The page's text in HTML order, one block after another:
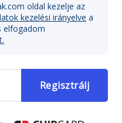
oldal kezelje az
kezelési irányelve a
elfogadom
Regisztrálj